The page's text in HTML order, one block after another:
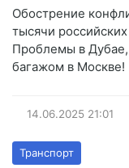
Обострение
тысячи
Проблемы в
багажом в Москве!
14.06.2025 21:01
Транспорт